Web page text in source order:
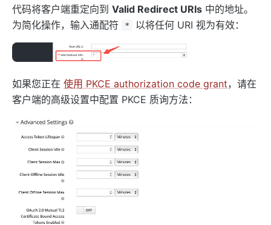
代码将客户端重定向到 Valid Redirect URIs 中的地址。
为简化操作，输入通配符
* 以将任何 URI 视为有效：
如果您正在 使用 PKCE authorization code grant，请在
客户端的高级设置中配置 PKCE 质询方法：